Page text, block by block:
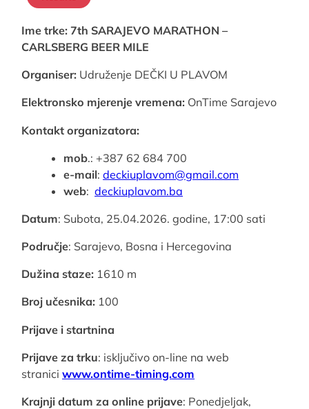
Ime trke: 7th SARAJEVO MARATHON –
CARLSBERG BEER MILE
Organiser: Udruženje DEČKI U PLAVOM
Elektronsko mjerenje vremena: OnTime Sarajevo
Kontakt organizatora:
mob.: +387 62 684 700
e-mail:deckiuplavom@gmail.com
web:deckiuplavom.ba
Datum: Subota, 25.04.2026. godine, 17:00 sati
Područje: Sarajevo, Bosna i Hercegovina
Dužina staze: 1610 m
Broj učesnika: 100
Prijave i startnina
Prijave za trku: isključivo on-line na web
straniciwww.ontime-timing.com
Krajnji datum za online prijave: Ponedjeljak,